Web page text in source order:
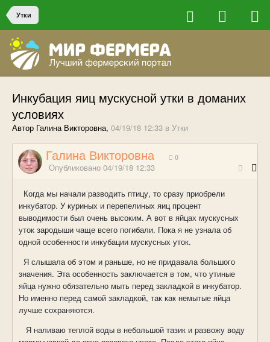
Утки
Инкубация яиц мускусной утки в доманих
условиях
Автор Галина Викторовна, 04/19/18 12:33 в Утки
Галина Викторовна 0
Опубликовано 04/19/18 12:33
Когда мы начали разводить птицу, то сразу приобрели
инкубатор. У куриных и перепелиных яиц процент
выводимости был очень высоким. А вот в яйцах мускусных
уток зародыши чаще всего погибали. Пока я не узнала об
одной особенности инкубации мускусных уток.
Я слышала об этом и раньше, но не придавала большого
значения. Эта особенность заключается в том, что утиные
яйца нужно обязательно мыть перед закладкой в инкубатор.
Но именно перед самой закладкой, так как немытые яйца
лучше сохраняются.
Я наливаю теплой воды в небольшой тазик и развожу воду